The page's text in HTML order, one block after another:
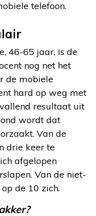
telefoon.
46-65 jaar, is de
nog net het
de mobiele
hard op weg met
resultaat uit
wordt dat
Van de
drie keer te
afgelopen
Van de niet-
de 10 zich.